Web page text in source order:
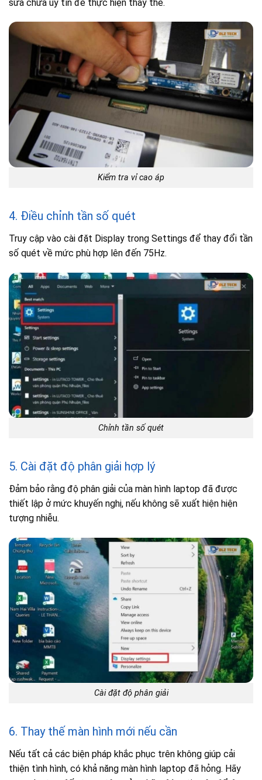
sửa chữa uy tín để thực hiện thay thế.
Kiểm tra vỉ cao áp
4. Điều chỉnh tần số quét
Truy cập vào cài đặt Display trong Settings để thay đổi tần
số quét về mức phù hợp lên đến 75Hz.
Chỉnh tần số quét
5. Cài đặt độ phân giải hợp lý
Đảm bảo rằng độ phân giải của màn hình laptop đã được
thiết lập ở mức khuyến nghị, nếu không sẽ xuất hiện hiện
tượng nhiễu.
Cài đặt độ phân giải
6. Thay thế màn hình mới nếu cần
Nếu tất cả các biện pháp khắc phục trên không giúp cải
thiện tình hình, có khả năng màn hình laptop đã hỏng. Hãy